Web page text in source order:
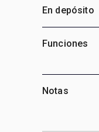
En depósito
Funciones
Notas